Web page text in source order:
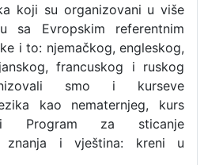
koji su organizovani u više
sa Evropskim referentnim
i to: njemačkog, engleskog,
francuskog i ruskog
smo i kurseve
kao nematernjeg, kurs
i Program za sticanje
znanja i vještina: kreni u